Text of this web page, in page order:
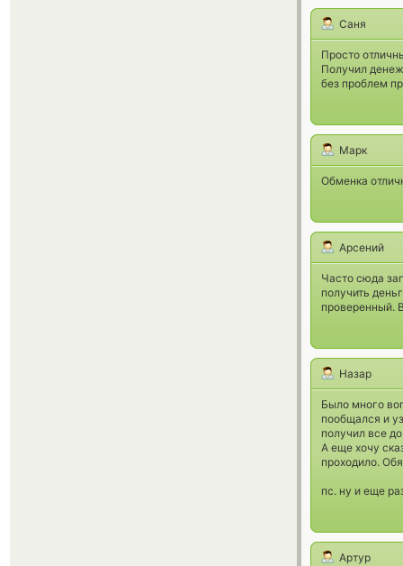
Саня
Просто
Получил
без проблем
Марк
Обменка
Арсений
Часто сюда
получить
проверенный.
Назар
Было много
пообщался и
получил все
А еще хочу
проходило.
пс. ну и еще
Артур